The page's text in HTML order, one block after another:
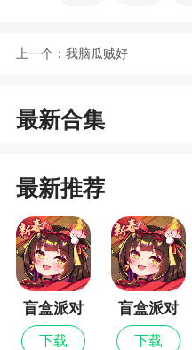
攻击力：未知(请各
是否需要目标才能使
注意这个刀可以回
4、斧子
攻击力：一击致命
是否会惹老师生气：
上一个： 我脑瓜贼好
最新合集
最新推荐
盲盒派对
最新版
下载
盲盒派对
下载